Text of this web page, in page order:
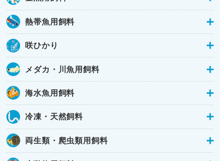
熱帯魚用飼料
咲ひかり
メダカ・川魚用飼料
海水魚用飼料
冷凍・天然飼料
両生類・爬虫類用飼料